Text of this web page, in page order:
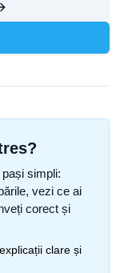
simpli:
vezi ce ai
corect și
explicații clare și